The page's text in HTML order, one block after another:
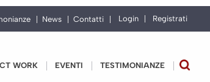
News Contatti Login Registrati
WORK EVENTI TESTIMONIANZE